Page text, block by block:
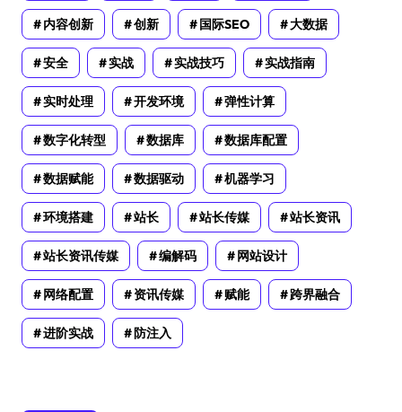
内容创新 创新 国际SEO 大数据
安全 实战 实战技巧 实战指南
实时处理 开发环境 弹性计算
数字化转型 数据库 数据库配置
数据赋能 数据驱动 机器学习
环境搭建 站长 站长传媒 站长资讯
站长资讯传媒 编解码 网站设计
网络配置 资讯传媒 赋能 跨界融合
进阶实战 防注入